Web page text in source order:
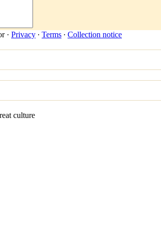
· Privacy ∙ Terms ∙ Collection notice
culture